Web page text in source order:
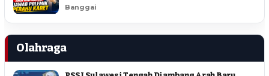
Banggai
Olahraga